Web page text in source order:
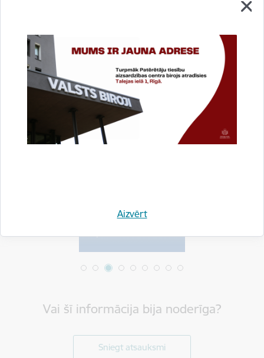
Aizvērt
Drukāt lapu
Vai šī informācija bija noderīga?
Sniegt atsauksmi